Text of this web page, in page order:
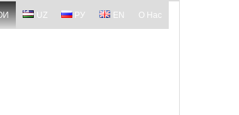
UZ РУ EN О Нас